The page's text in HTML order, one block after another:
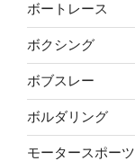
ボートレース
ボクシング
ボブスレー
ボルダリング
モータースポーツ